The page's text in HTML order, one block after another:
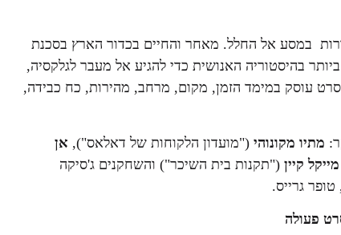
במסע אל החלל. מאחר והחיים בכדור הארץ בסכנת
בהיסטוריה האנושית כדי להגיע אל מעבר לגלקסיה,
עוסק במימד הזמן, מקום, מרחב, מהירות, כח כבידה,
מתיו מקונוהי ("מועדון הלקוחות של דאלאס"), אן
מייקל קיין ("תקנות בית השיכר") והשחקנים ג'סיקה
טופר גרייס.
פעולה